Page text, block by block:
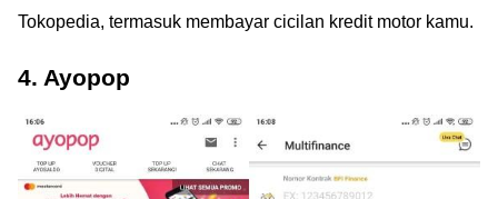
Tokopedia, termasuk membayar cicilan kredit motor kamu.
4. Ayopop